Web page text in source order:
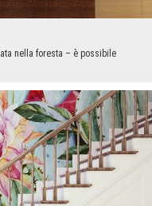
nella foresta – è possibile